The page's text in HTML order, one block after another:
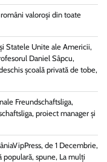
valoroși din toate
Statele Unite ale Americii,
Daniel Sâpcu,
școală privată de tobe,
Freundschaftsliga,
proiect manager și
de 1 Decembrie,
spune, La mulți